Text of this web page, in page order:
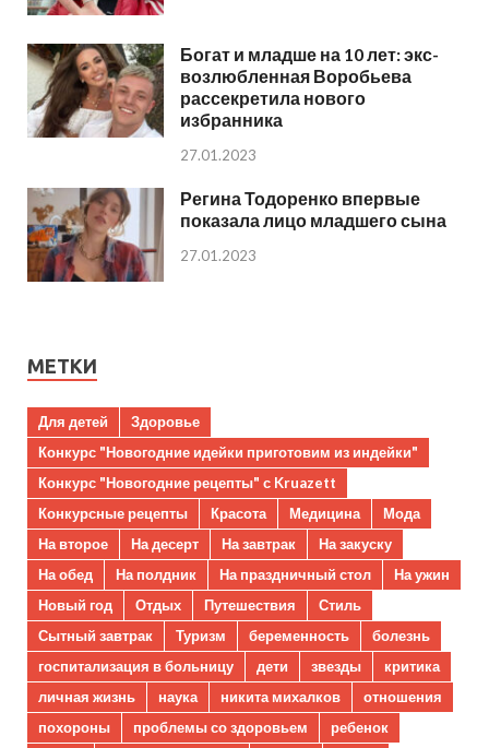
Богат и младше на 10 лет: экс-
возлюбленная Воробьева
рассекретила нового
избранника
27.01.2023
Регина Тодоренко впервые
показала лицо младшего сына
27.01.2023
МЕТКИ
Для детей
Здоровье
Конкурс "Новогодние идейки приготовим из индейки"
Конкурс "Новогодние рецепты" с Kruazett
Конкурсные рецепты
Красота Медицина
Мода
На второе
На десерт На завтрак
На закуску
На обед
На полдник На праздничный стол
На ужин
Новый год
Отдых Путешествия
Стиль
Сытный завтрак
Туризм беременность
болезнь
госпитализация в больницу
дети звезды
критика
личная жизнь
наука никита михалков
отношения
похороны
проблемы со здоровьем
ребенок